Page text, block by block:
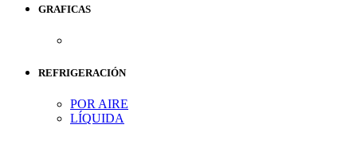
GRAFICAS
REFRIGERACIÓN
POR AIRE
LÍQUIDA